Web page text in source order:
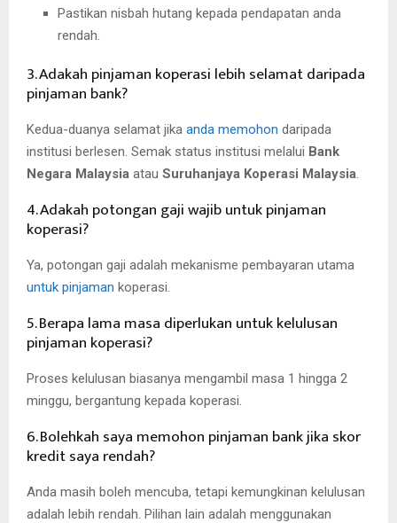
Pastikan nisbah hutang kepada pendapatan anda
rendah.
3. Adakah pinjaman koperasi lebih selamat daripada
pinjaman bank?
Kedua-duanya selamat jika anda memohon daripada
institusi berlesen. Semak status institusi melalui Bank
Negara Malaysia atau Suruhanjaya Koperasi Malaysia
4. Adakah potongan gaji wajib untuk pinjaman
koperasi?
Ya, potongan gaji adalah mekanisme pembayaran utama
untuk pinjaman koperasi.
5. Berapa lama masa diperlukan untuk kelulusan
pinjaman koperasi?
Proses kelulusan biasanya mengambil masa 1 hingga 2
minggu, bergantung kepada koperasi.
6. Bolehkah saya memohon pinjaman bank jika skor
kredit saya rendah?
Anda masih boleh mencuba, tetapi kemungkinan kelulusan
adalah lebih rendah. Pilihan lain adalah menggunakan